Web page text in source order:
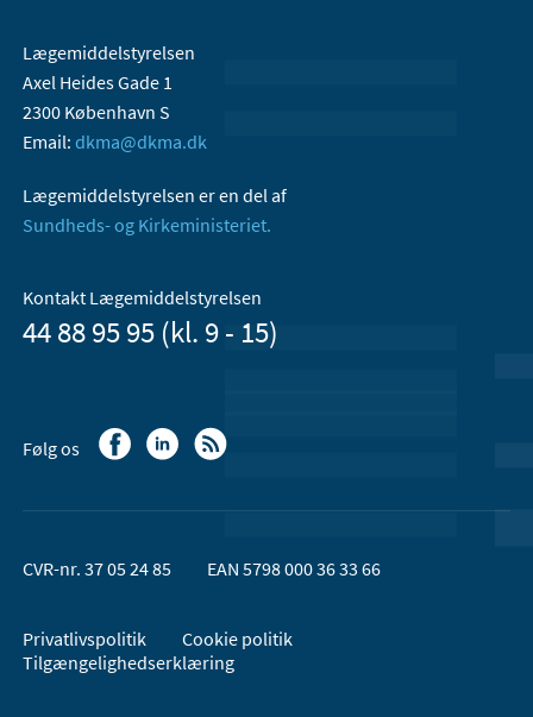
Lægemiddelstyrelsen
Axel Heides Gade 1
2300 København S
Email: dkma@dkma.dk
Lægemiddelstyrelsen er en del af
Sundheds- og Kirkeministeriet.
Kontakt Lægemiddelstyrelsen
44 88 95 95 (kl. 9 - 15)
Følg os
CVR-nr. 37 05 24 85 EAN 5798 000 36 33 66
Privatlivspolitik
Cookie politik
Tilgængelighedserklæring